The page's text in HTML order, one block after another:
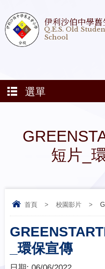
伊利沙伯中學
Q.E.S. Old
School
選單
短片_
首頁 > 校園影片 >
_環保宣傳